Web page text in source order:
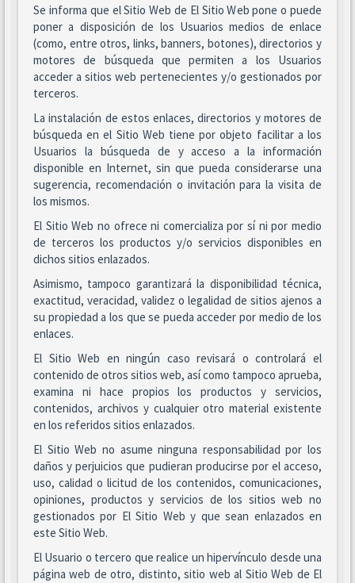
Se informa que el Sitio Web de El Sitio Web pone o puede
poner a disposición de los Usuarios medios de enlace
(como, entre otros, links, banners, botones), directorios y
motores de búsqueda que permiten a los Usuarios
acceder a sitios web pertenecientes y/o gestionados por
terceros.
La instalación de estos enlaces, directorios y motores de
búsqueda en el Sitio Web tiene por objeto facilitar a los
Usuarios la búsqueda de y acceso a la información
disponible en Internet, sin que pueda considerarse una
sugerencia, recomendación o invitación para la visita de
los mismos.
El Sitio Web no ofrece ni comercializa por sí ni por medio
de terceros los productos y/o servicios disponibles en
dichos sitios enlazados.
Asimismo, tampoco garantizará la disponibilidad técnica,
exactitud, veracidad, validez o legalidad de sitios ajenos a
su propiedad a los que se pueda acceder por medio de los
enlaces.
El Sitio Web en ningún caso revisará o controlará el
contenido de otros sitios web, así como tampoco aprueba,
examina ni hace propios los productos y servicios,
contenidos, archivos y cualquier otro material existente
en los referidos sitios enlazados.
El Sitio Web no asume ninguna responsabilidad por los
daños y perjuicios que pudieran producirse por el acceso,
uso, calidad o licitud de los contenidos, comunicaciones,
opiniones, productos y servicios de los sitios web no
gestionados por El Sitio Web y que sean enlazados en
este Sitio Web.
El Usuario o tercero que realice un hipervínculo desde una
página web de otro, distinto, sitio web al Sitio Web de El